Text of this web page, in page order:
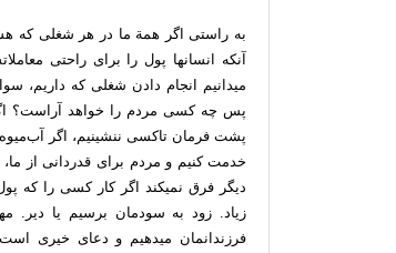
به راستی اگر همة ما در هر شغلی که
آنکه انسانها پول را برای راحتی
میدانیم انجام دادن شغلی که داریم،
پس چه کسی مردم را خواهد آراست؟
پشت فرمان تاکسی ننشینیم، اگر آبمیوه
خدمت کنیم و مردم برای قدردانی از ما،
دیگر فرق نمیکند اگر کار کسی را که
زیاد
زود به سودمان برسیم یا دیر
فرزندانمان میدهیم و دعای خیری است